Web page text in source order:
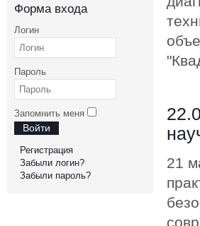
Форма входа
Логин
Пароль
Запомнить меня
Войти
Регистрация
Забыли логин?
Забыли пароль?
21